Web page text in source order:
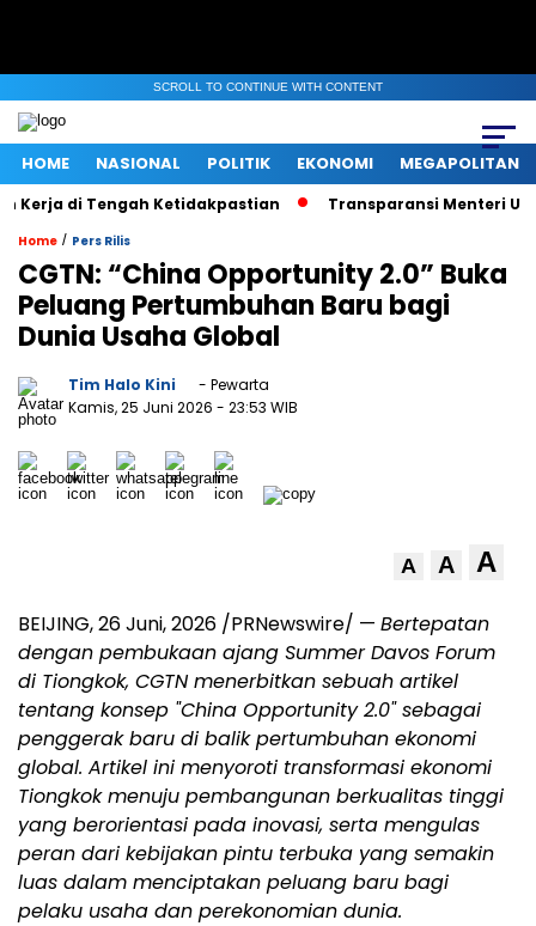
SCROLL TO CONTINUE WITH CONTENT
HOME NASIONAL POLITIK EKONOMI MEGAPOLITAN
di Tengah Ketidakpastian Transparansi Menteri
Home / Pers Rilis
CGTN: “China Opportunity 2.0” Buka
Peluang Pertumbuhan Baru bagi
Dunia Usaha Global
Tim Halo Kini
- Pewarta
Kamis, 25 Juni 2026 - 23:53 WIB
A A A
BEIJING,26 Juni, 2026 /PRNewswire/ — Bertepatan
dengan pembukaan ajang Summer Davos Forum
di Tiongkok, CGTN menerbitkan sebuah artikel
tentang konsep "China Opportunity 2.0" sebagai
penggerak baru di balik pertumbuhan ekonomi
global. Artikel ini menyoroti transformasi ekonomi
Tiongkok menuju pembangunan berkualitas tinggi
yang berorientasi pada inovasi, serta mengulas
peran dari kebijakan pintu terbuka yang semakin
luas dalam menciptakan peluang baru bagi
pelaku usaha dan perekonomian dunia.